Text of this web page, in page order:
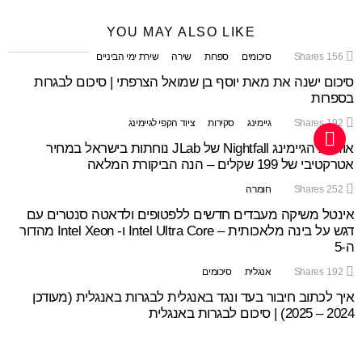
YOU MAY ALSO LIKE
156
Shares סיכומים ספרות שירה שירת ימי הביניים
סיכום ישנה את מאת יוסף בן שמואל הצרפתי | סיכום לבגרות
בספרות
192
Shares גיימינג סקירות ציוד הקפי לגיימינג
אוזניות הגיימינג Nightfall של JLab נוחתות בישראל במחיר
אטרקטיבי של 199 שקלים – הנה הביקורת המלאה
252
Shares חומרה
אינטל משיקה מעבדים חדשים ללפטופים ולדאטה סנטרים עם
דגש על בינה מלאכותית – Intel Ultra Core ו- Intel Xeon מהדור
ה-5
192
Shares אנגלית סיכומים
איך לכתוב חיבור בעד ונגד באנגלית לבגרות באנגלית (מעודכן
2024 – 2025) | סיכום לבגרות באנגלית